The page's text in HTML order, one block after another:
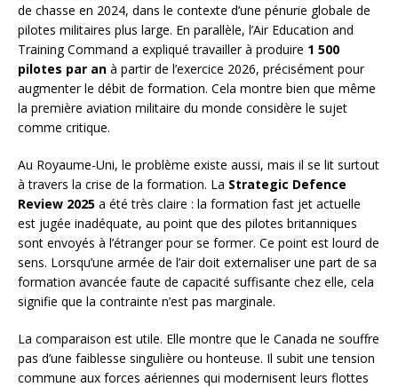
de chasse en 2024, dans le contexte d’une pénurie globale de
pilotes militaires plus large. En parallèle, l’Air Education and
Training Command a expliqué travailler à produire 1 500
pilotes par an à partir de l’exercice 2026, précisément pour
augmenter le débit de formation. Cela montre bien que même
la première aviation militaire du monde considère le sujet
comme critique.
Au Royaume-Uni, le problème existe aussi, mais il se lit surtout
à travers la crise de la formation. La Strategic Defence
Review 2025 a été très claire : la formation fast jet actuelle
est jugée inadéquate, au point que des pilotes britanniques
sont envoyés à l’étranger pour se former. Ce point est lourd de
sens. Lorsqu’une armée de l’air doit externaliser une part de sa
formation avancée faute de capacité suffisante chez elle, cela
signifie que la contrainte n’est pas marginale.
La comparaison est utile. Elle montre que le Canada ne souffre
pas d’une faiblesse singulière ou honteuse. Il subit une tension
commune aux forces aériennes qui modernisent leurs flottes